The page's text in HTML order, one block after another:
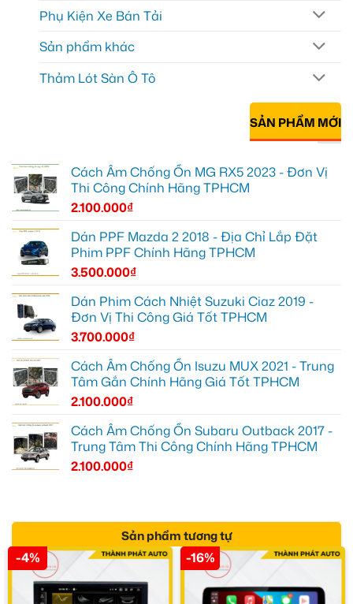
Phụ Kiện Xe Bán Tải
Sản phẩm khác
Thảm Lót Sàn Ô Tô
SẢN PHẨM MỚI
Cách Âm Chống Ồn MG RX5 2023 - Đơn Vị
Thi Công Chính Hãng TPHCM
2.100.000₫
Dán PPF Mazda 2 2018 - Địa Chỉ Lắp Đặt
Phim PPF Chính Hãng TPHCM
3.500.000₫
Dán Phim Cách Nhiệt Suzuki Ciaz 2019 -
Đơn Vị Thi Công Giá Tốt TPHCM
3.700.000₫
Cách Âm Chống Ồn Isuzu MUX 2021 - Trung
Tâm Gắn Chính Hãng Giá Tốt TPHCM
2.100.000₫
Cách Âm Chống Ồn Subaru Outback 2017 -
Trung Tâm Thi Công Chính Hãng TPHCM
2.100.000₫
Sản phẩm tương tự
-4% -16%